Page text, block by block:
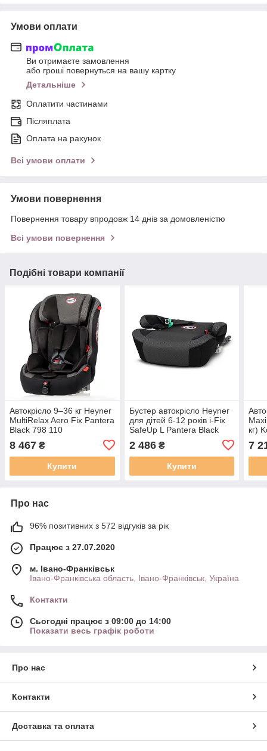
Умови оплати
Ви отримаєте замовлення
або гроші повернуться на вашу картку
Детальніше
Оплатити частинами
Післяплата
Оплата на рахунок
Всі умови оплати
Умови повернення
Повернення товару впродовж 14 днів за домовленістю
Всі умови повернення
Подібні товари компанії
Автокрісло 9–36 кг Heyner
MultiRelax Aero Fix Pantera
Black 798 110
8 467 ₴
Купити
Бустер автокрісло Heyner
для дітей 6-12 років i-Fix
SafeUp L Pantera Black
794 210 чорного кольору
2 486₴
Купити
кг)
7
Про нас
96% позитивних з 572 відгуків за рік
Працює з 27.07.2020
м. Івано-Франківськ
Івано-Франківська область, Івано-Франківськ, Україна
Контакти
Сьогодні працює з 09:00 до 14:00
Показати весь графік роботи
Про нас
Контакти
Доставка та оплата